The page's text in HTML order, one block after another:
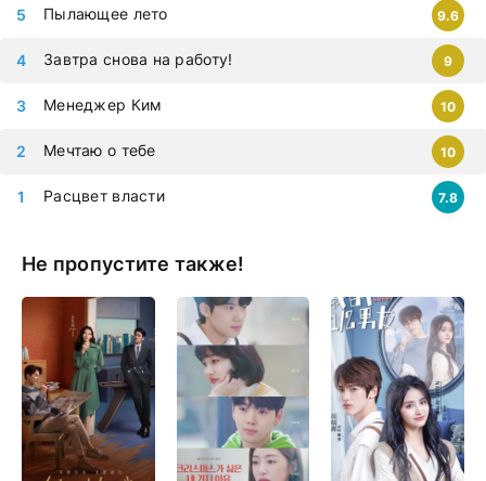
Расцвет власти 7.8
Мечтаю о тебе 10
Менеджер Ким 10
Завтра снова на работу! 9
Пылающее лето 9.6
Не пропустите также!